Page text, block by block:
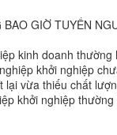
GIỜ TUYỂN
kinh doanh
khởi nghiệp
lại vừa thiếu chất
khởi nghiệp